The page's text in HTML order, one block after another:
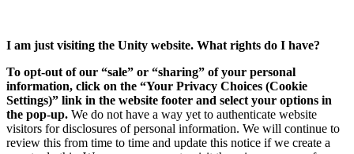
I am just visiting the Unity website. What rights do I have?
To opt-out of our “sale” or “sharing” of your personal
information, click on the “Your Privacy Choices (Cookie
Settings)” link in the website footer and select your options in
the pop-up. We do not have a way yet to authenticate website
visitors for disclosures of personal information. We will continue to
review this from time to time and update this notice if we create a